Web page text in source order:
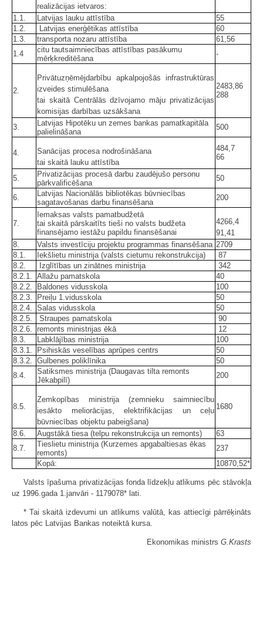
realizācijas ietvaros:
1.1. Latvijas lauku attīstība
55
1.2.
Latvijas enerģētikas attīstība
60
1.3.
transporta nozaru attīstība
61,56
1.4
citu tautsaimniecības attīstības pasākumu
mērķkreditēšana
-
2.
Privātuzņēmējdarbību apkalpojošās infrastruktūras
izveides stimulēšana
tai skaitā Centrālās dzīvojamo māju privatizācijas
komisijas darbības uzsākšana
2483,86
288
3.
Latvijas Hipotēku un zemes bankas pamatkapitāla
palielināšana
500
4.
Sanācijas procesa nodrošināšana
tai skaitā lauku attīstība
484,7
66
5.
Privatizācijas procesā darbu zaudējušo personu
pārkvalificēšana
50
6.
Latvijas Nacionālās bibliotēkas būvniecības
sagatavošanas darbu finansēšana
200
7.
Iemaksas valsts pamatbudžetā
tai skaitā pārskaitīts tieši no valsts budžeta
finansējamo iestāžu papildu finansēšanai
4266,4
91,41
8.
Valsts investīciju projektu programmas finansēšana 2709
8.1.
Iekšlietu ministrija (valsts cietumu rekonstrukcija)
87
8.2.
Izglītības un zinātnes ministrija
342
8.2.1. Allažu pamatskola
40
8.2.2.
Baldones vidusskola
100
8.2.3.
Preiļu 1.vidusskola
50
8.2.4. Salas vidusskola
50
8.2.5.
Straupes pamatskola
90
8.2.6. remonts ministrijas ēkā
12
8.3.
Labklājības ministrija
100
8.3.1.
Psihiskās veselības aprūpes centrs
50
8.3.2. Gulbenes poliklīnika
50
8.4.
Satiksmes ministrija (Daugavas tilta remonts
Jēkabpilī)
200
8.5.
Zemkopības ministrija (zemnieku saimniecību
iesākto meliorācijas, elektrifikācijas un ceļu
būvniecības objektu pabeigšana)
1680
8.6. Augstākā tiesa (telpu rekonstrukcija un remonts)
63
8.7.
Tieslietu ministrija (Kurzemes apgabaltiesas ēkas
remonts)
237
Kopā:
10870,52*
Valsts īpašuma privatizācijas fonda līdzekļu atlikums pēc stāvokļa
uz 1996.gada 1.janvāri - 1179078* lati.
* Tai skaitā izdevumi un atlikums valūtā, kas attiecīgi pārrēķināts
latos pēc Latvijas Bankas noteiktā kursa.
Ekonomikas ministrs G.Krasts